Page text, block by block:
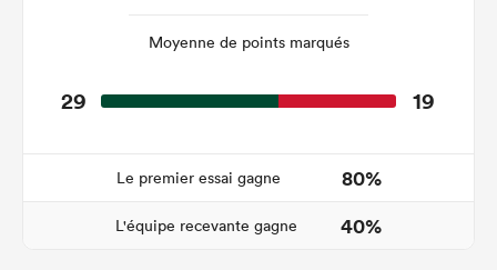
Moyenne de points marqués
29 19
Le premier essai gagne 80%
L'équipe recevante gagne 40%